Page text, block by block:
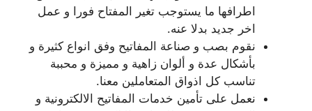
اطرافها ما يستوجب تغير المفتاح فورا و عمل
اخر جديد بدلا عنه.
نقوم بصب و صناعة المفاتيح وفق انواع كثيرة و
بأشكال عدة و ألوان زاهية و مميزة و محببة
تناسب كل اذواق المتعاملين معنا.
نعمل على تأمين خدمات المفاتيح الالكترونية و